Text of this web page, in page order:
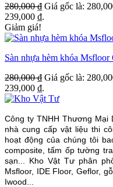
280,000₫ Giá gốc là:
239,000 ₫.
Giảm giá!
Sàn nhựa hèm khóa Msfloor
280,000₫ Giá gốc là:
239,000 ₫.
Công ty TNHH Thương Mại
nhà cung cấp vật liệu thi
hoạt động của chúng tôi
composite, tấm ốp tường
sạn... Kho Vật Tư phân
Msfloor, IDE Floor, Geflor,
Iwood...